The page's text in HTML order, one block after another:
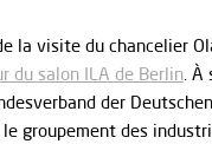
la visite du chancelier
du salon ILA de Berlin. À
der
groupement des